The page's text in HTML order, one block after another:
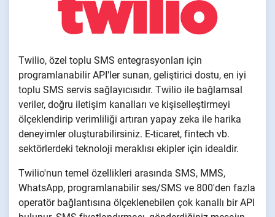
Twilio, özel toplu SMS entegrasyonları için
programlanabilir API'ler sunan, geliştirici dostu, en iyi
toplu SMS servis sağlayıcısıdır. Twilio ile bağlamsal
veriler, doğru iletişim kanalları ve kişiselleştirmeyi
ölçeklendirip verimliliği artıran yapay zeka ile harika
deneyimler oluşturabilirsiniz. E-ticaret, fintech vb.
sektörlerdeki teknoloji meraklısı ekipler için idealdir.
Twilio'nun temel özellikleri arasında SMS, MMS,
WhatsApp, programlanabilir ses/SMS ve 800'den fazla
operatör bağlantısına ölçeklenebilen çok kanallı bir API